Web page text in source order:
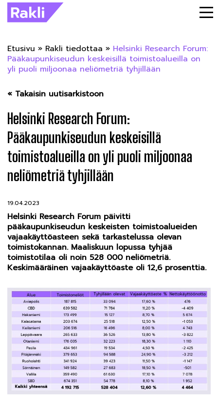
Etusivu » Rakli tiedottaa » Helsinki Research Forum:
Pääkaupunkiseudun keskeisillä toimistoalueilla on
yli puoli miljoonaa neliömetriä tyhjillään
« Takaisin uutisarkistoon
Helsinki Research Forum:
Pääkaupunkiseudun keskeisillä
toimistoalueilla on yli puoli miljoonaa
neliömetriä tyhjillään
19.04.2023
Helsinki Research Forum päivitti
pääkaupunkiseudun keskeisten toimistoalueiden
vajaakäyttöasteen sekä tarkastelussa olevan
toimistokannan. Maaliskuun lopussa tyhjää
toimistotilaa oli noin 528 000 neliömetriä.
Keskimääräinen vajaakäyttöaste oli 12,6 prosenttia.